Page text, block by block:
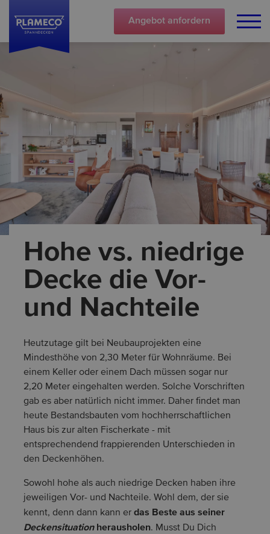
Angebot anfordern
Hohe vs. niedrige
Decke die Vor-
und Nachteile
Heutzutage gilt bei Neubauprojekten eine
Mindesthöhe von 2,30 Meter für Wohnräume. Bei
einem Keller oder einem Dach müssen sogar nur
2,20 Meter eingehalten werden. Solche Vorschriften
gab es aber natürlich nicht immer. Daher findet man
heute Bestandsbauten vom hochherrschaftlichen
Haus bis zur alten Fischerkate - mit
entsprechendend frappierenden Unterschieden in
den Deckenhöhen.
Sowohl hohe als auch niedrige Decken haben ihre
jeweiligen Vor- und Nachteile. Wohl dem, der sie
kennt, denn dann kann er das Beste aus seiner
Deckensituation herausholen. Musst Du Dich